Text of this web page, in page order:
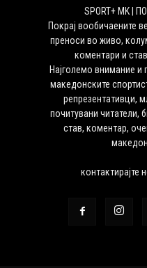
SPORT+ MK |
Покрај вообичаените
преноси во живо,
коментари и
Најголемо внимание и
македонските
репрезентативци,
почитувани читатели,
став, коментар,
контактирајте